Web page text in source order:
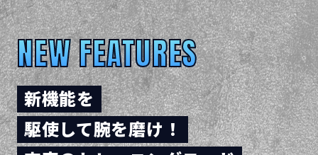
NEW FEATURES
新機能を
駆使して腕を磨け！